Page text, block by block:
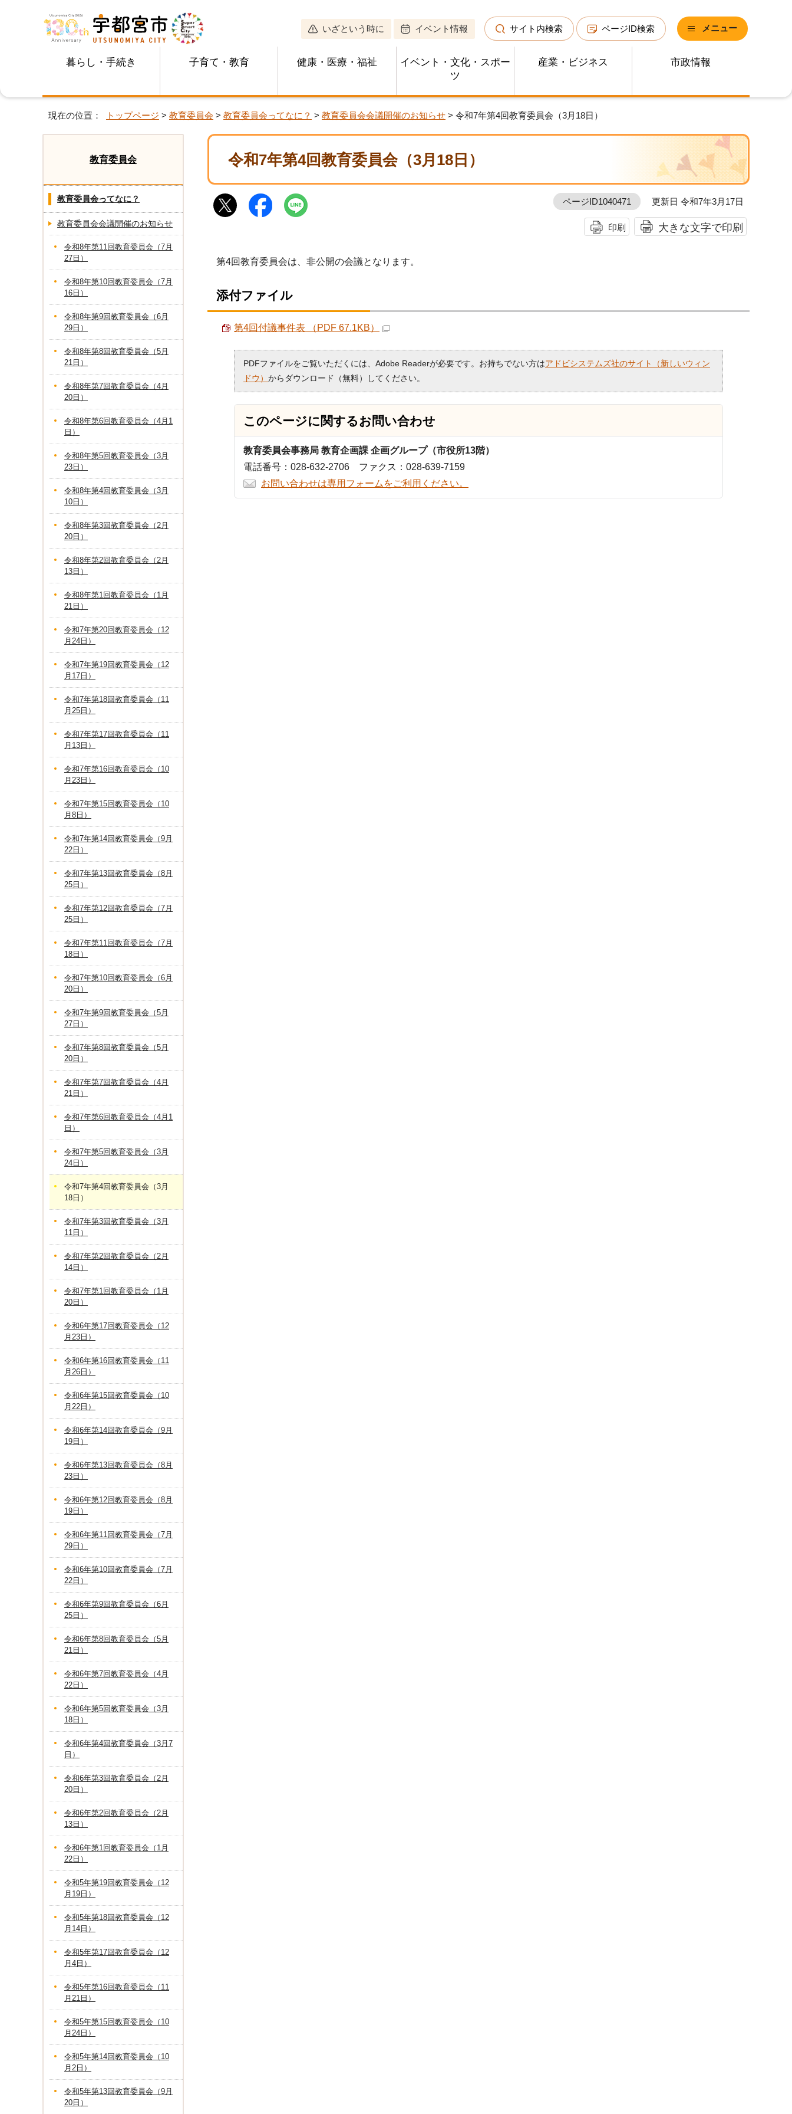
いざという時に イベント情報 サイト内検索 ページID検索 メニュー
暮らし・手続き 子育て・教育 健康・医療・福祉
イベント・文化・スポー
ツ
産業・ビジネス 市政情報
現在の位置： トップページ > 教育委員会 > 教育委員会ってなに？ > 教育委員会会議開催のお知らせ > 令和7年第4回教育委員会（3月18日）
令和7年第4回教育委員会（3月18日）
ページID1040471 更新日 令和7年3月17日
印刷 大きな文字で印刷
第4回教育委員会は、非公開の会議となります。
添付ファイル
第4回付議事件表 （PDF 67.1KB）
PDFファイルをご覧いただくには、Adobe Readerが必要です。お持ちでない方はアドビシステムズ社のサイト（新しいウィン
ドウ） からダウンロード（無料）してください。
このページに関するお問い合わせ
教育委員会事務局 教育企画課 企画グループ（市役所13階）
電話番号：028-632-2706 ファクス：028-639-7159
お問い合わせは専用フォームをご利用ください。
教育委員会
教育委員会ってなに？
教育委員会会議開催のお知らせ
令和8年第11回教育委員会（7月
27日）
令和8年第10回教育委員会（7月
16日）
令和8年第9回教育委員会（6月
29日）
令和8年第8回教育委員会（5月
21日）
令和8年第7回教育委員会（4月
20日）
令和8年第6回教育委員会（4月1
日）
令和8年第5回教育委員会（3月
23日）
令和8年第4回教育委員会（3月
10日）
令和8年第3回教育委員会（2月
20日）
令和8年第2回教育委員会（2月
13日）
令和8年第1回教育委員会（1月
21日）
令和7年第20回教育委員会（12
月24日）
令和7年第19回教育委員会（12
月17日）
令和7年第18回教育委員会（11
月25日）
令和7年第17回教育委員会（11
月13日）
令和7年第16回教育委員会（10
月23日）
令和7年第15回教育委員会（10
月8日）
令和7年第14回教育委員会（9月
22日）
令和7年第13回教育委員会（8月
25日）
令和7年第12回教育委員会（7月
25日）
令和7年第11回教育委員会（7月
18日）
令和7年第10回教育委員会（6月
20日）
令和7年第9回教育委員会（5月
27日）
令和7年第8回教育委員会（5月
20日）
令和7年第7回教育委員会（4月
21日）
令和7年第6回教育委員会（4月1
日）
令和7年第5回教育委員会（3月
24日）
令和7年第4回教育委員会（3月
18日）
令和7年第3回教育委員会（3月
11日）
令和7年第2回教育委員会（2月
14日）
令和7年第1回教育委員会（1月
20日）
令和6年第17回教育委員会（12
月23日）
令和6年第16回教育委員会（11
月26日）
令和6年第15回教育委員会（10
月22日）
令和6年第14回教育委員会（9月
19日）
令和6年第13回教育委員会（8月
23日）
令和6年第12回教育委員会（8月
19日）
令和6年第11回教育委員会（7月
29日）
令和6年第10回教育委員会（7月
22日）
令和6年第9回教育委員会（6月
25日）
令和6年第8回教育委員会（5月
21日）
令和6年第7回教育委員会（4月
22日）
令和6年第5回教育委員会（3月
18日）
令和6年第4回教育委員会（3月7
日）
令和6年第3回教育委員会（2月
20日）
令和6年第2回教育委員会（2月
13日）
令和6年第1回教育委員会（1月
22日）
令和5年第19回教育委員会（12
月19日）
令和5年第18回教育委員会（12
月14日）
令和5年第17回教育委員会（12
月4日）
令和5年第16回教育委員会（11
月21日）
令和5年第15回教育委員会（10
月24日）
令和5年第14回教育委員会（10
月2日）
令和5年第13回教育委員会（9月
20日）